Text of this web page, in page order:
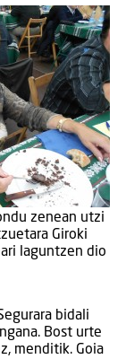
zenean utzi
Giroki
laguntzen dio
bidali
Bost urte
menditik. Goia